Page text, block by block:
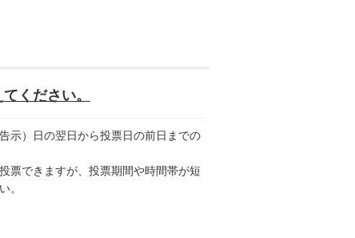
ください。
示）日の翌日から投票日の前日までの
票できますが、投票期間や時間帯が短
。